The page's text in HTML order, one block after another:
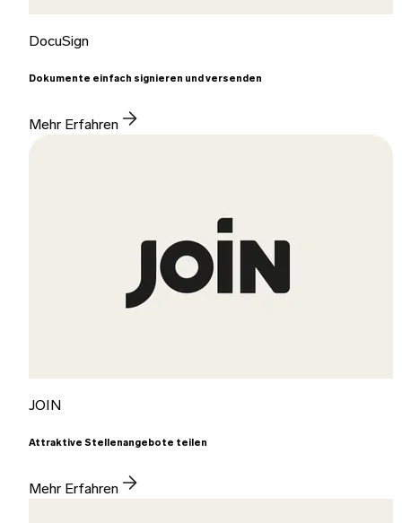
DocuSign
Dokumente einfach signieren und versenden
Mehr Erfahren
JOIN
Attraktive Stellenangebote teilen
Mehr Erfahren